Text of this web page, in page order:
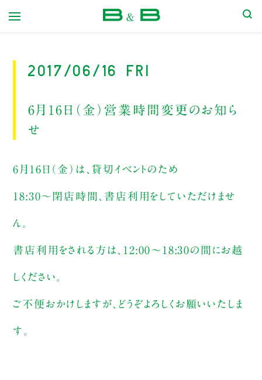
2017/06/16 Fri
6月16日（金）営業時間変更のお知ら
せ
6月16日（金）は、貸切イベントのため
18:30〜閉店時間、書店利用をしていただけませ
ん。
書店利用をされる方は、12:00〜18:30の間にお越
しください。
ご不便おかけしますが、どうぞよろしくお願いいたしま
す。